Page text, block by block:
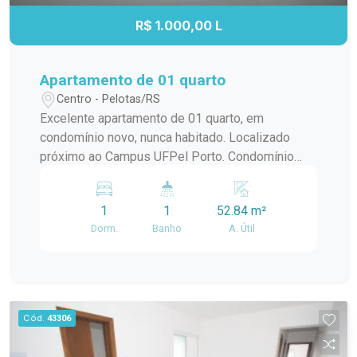
R$ 1.000,00 L
Apartamento de 01 quarto
Centro - Pelotas/RS
Excelente apartamento de 01 quarto, em
condomínio novo, nunca habitado. Localizado
próximo ao Campus UFPel Porto. Condomínio
câmeras, bombas d'agua, portaria e elevador.
OBS.: Vaga de garagem opcional com valor
adicional de R$250,00.
1
Dorm.
1
Banho
52.84 m²
A. Útil
Cód. 43306